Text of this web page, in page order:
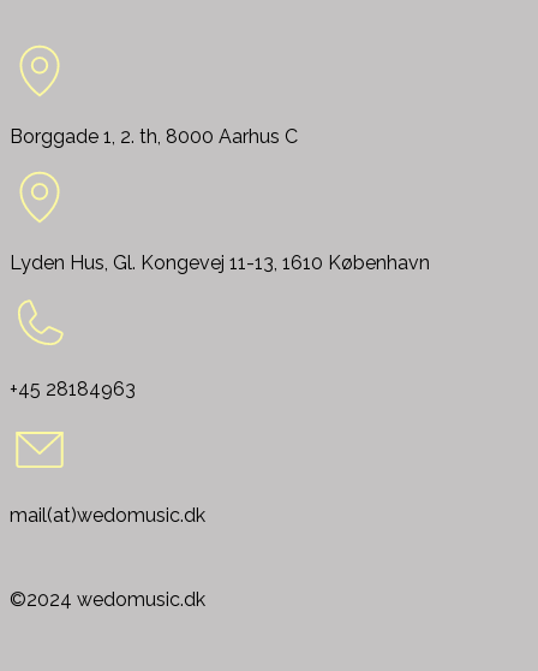
Borggade 1, 2. th, 8000 Aarhus C
Lyden Hus, Gl. Kongevej 11-13, 1610 København
+45 28184963
mail(at)wedomusic.dk
©2024 wedomusic.dk